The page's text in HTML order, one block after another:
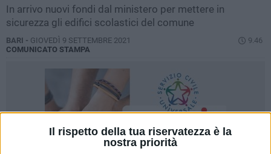
Il rispetto della tua riservatezza è la
nostra priorità
In arrivo nuovi fondi dal ministero per mettere in
sicurezza gli edifici scolastici del comune
BARI - GIOVEDÌ 9 SETTEMBRE 2021
9.46
COMUNICATO STAMPA